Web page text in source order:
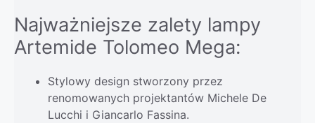
Najważniejsze zalety lampy
Artemide Tolomeo Mega:
Stylowy design stworzony przez
renomowanych projektantów Michele De
Lucchi i Giancarlo Fassina.